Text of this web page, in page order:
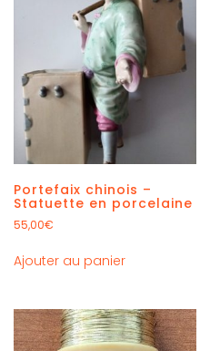
Portefaix chinois –
Statuette en porcelaine
55,00€
Ajouter au panier